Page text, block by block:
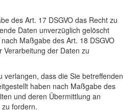
des Art. 17 DSGVO das Recht zu
Daten unverzüglich gelöscht
Maßgabe des Art. 18 DSGVO
Verarbeitung der Daten zu
verlangen, dass die Sie betreffenden
haben nach Maßgabe des
und deren Übermittlung an
fordern.